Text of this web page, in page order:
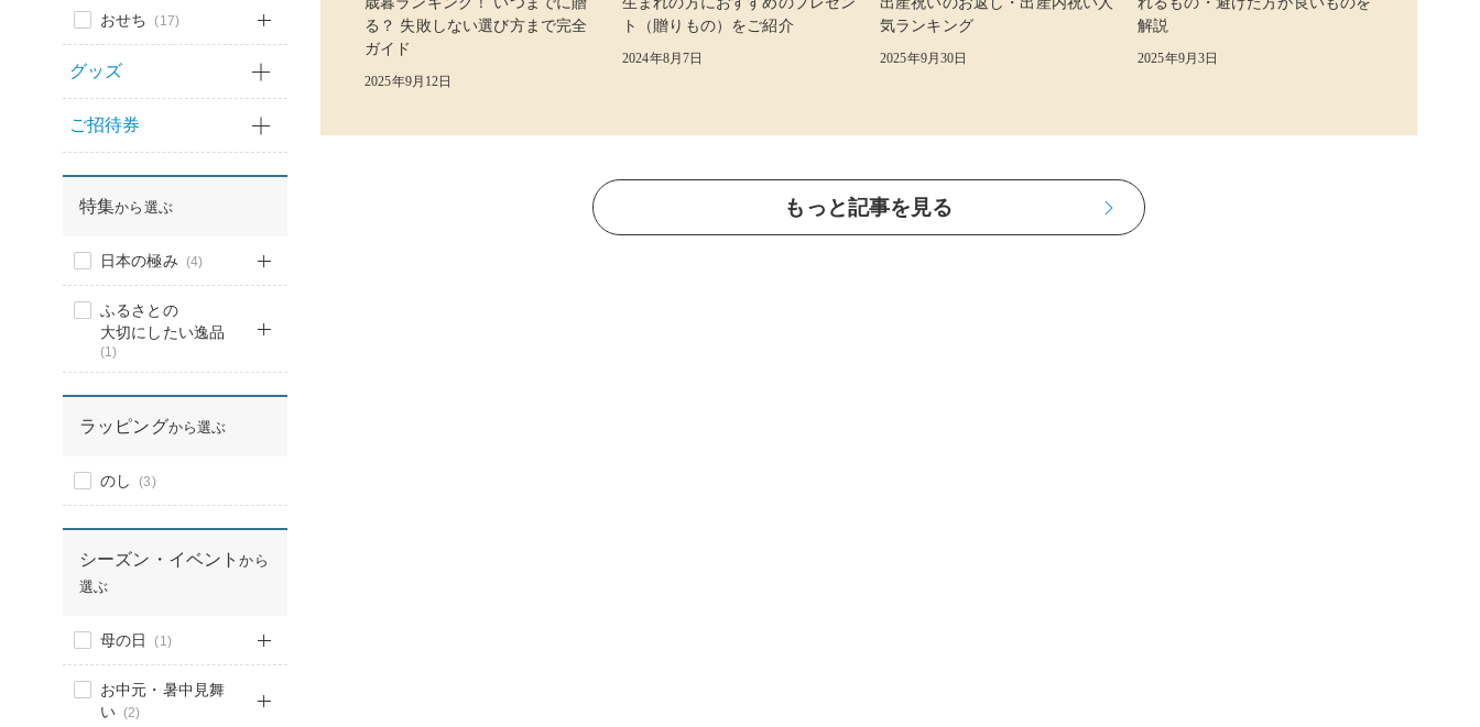
おせち (17)
グッズ
ご招待券
特集から選ぶ
日本の極み (4)
ふるさとの
大切にしたい逸品
(1)
ラッピングから選ぶ
のし (3)
シーズン・イベントから
選ぶ
母の日 (1)
お中元・暑中見舞
い (2)
る？ 失敗しない選び方まで完全
ガイド
2025年9月12日
ト（贈りもの）をご紹介
2024年8月7日
気ランキング
2025年9月30日
解説
2025年9月3日
もっと記事を見る